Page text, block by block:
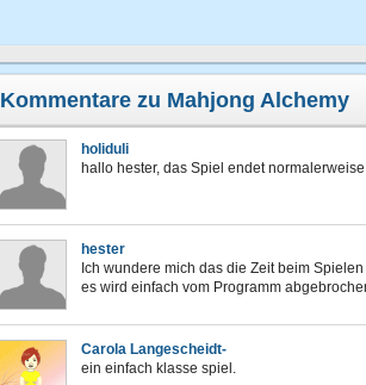
Kommentare zu Mahjong Alchemy
holiduli
hallo hester, das Spiel endet
hester
Ich wundere mich das die Zeit beim
es wird einfach vom Programm
Carola Langescheidt-
ein einfach klasse spiel.